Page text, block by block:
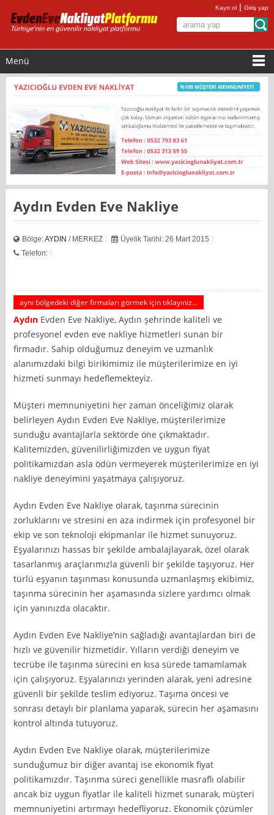
Kayıt ol |Giriş yap
Menü
Aydın Evden Eve Nakliye
Bölge:AYDIN / MERKEZ
Üyelik Tarihi: 26 Mart 2015
Telefon:
aynı bölgedeki diğer firmaları görmek için tıklayınız...
Aydın Evden Eve Nakliye, Aydın şehrinde kaliteli ve
profesyonel evden eve nakliye hizmetleri sunan bir
firmadır. Sahip olduğumuz deneyim ve uzmanlık
alanımızdaki bilgi birikimimiz ile müşterilerimize en iyi
hizmeti sunmayı hedeflemekteyiz.
Müşteri memnuniyetini her zaman önceliğimiz olarak
belirleyen Aydın Evden Eve Nakliye, müşterilerimize
sunduğu avantajlarla sektörde öne çıkmaktadır.
Kalitemizden, güvenilirliğimizden ve uygun fiyat
politikamızdan asla ödün vermeyerek müşterilerimize en iyi
nakliye deneyimini yaşatmaya çalışıyoruz.
Aydın Evden Eve Nakliye olarak, taşınma sürecinin
zorluklarını ve stresini en aza indirmek için profesyonel bir
ekip ve son teknoloji ekipmanlar ile hizmet sunuyoruz.
Eşyalarınızı hassas bir şekilde ambalajlayarak, özel olarak
tasarlanmış araçlarımızla güvenli bir şekilde taşıyoruz. Her
türlü eşyanın taşınması konusunda uzmanlaşmış ekibimiz,
taşınma sürecinin her aşamasında sizlere yardımcı olmak
için yanınızda olacaktır.
Aydın Evden Eve Nakliye’nin sağladığı avantajlardan biri de
hızlı ve güvenilir hizmetidir. Yılların verdiği deneyim ve
tecrübe ile taşınma sürecini en kısa sürede tamamlamak
için çalışıyoruz. Eşyalarınızı yerinden alarak, yeni adresine
güvenli bir şekilde teslim ediyoruz. Taşıma öncesi ve
sonrası detaylı bir planlama yaparak, sürecin her aşamasını
kontrol altında tutuyoruz.
Aydın Evden Eve Nakliye olarak, müşterilerimize
sunduğumuz bir diğer avantaj ise ekonomik fiyat
politikamızdır. Taşınma süreci genellikle masraflı olabilir
ancak biz uygun fiyatlar ile kaliteli hizmet sunarak, müşteri
memnuniyetini artırmayı hedefliyoruz. Ekonomik çözümler